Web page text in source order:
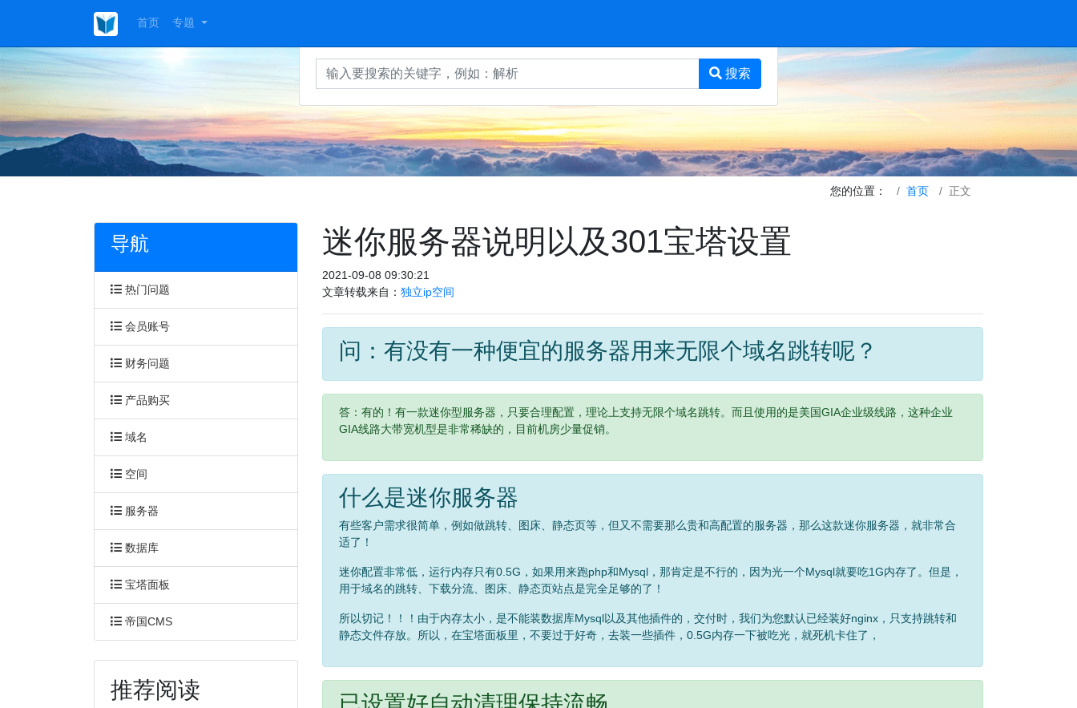
首页 专题
搜索
您的位置： 首页 正文
导航
热门问题
会员账号
财务问题
产品购买
域名
空间
服务器
数据库
宝塔面板
帝国CMS
推荐阅读
迷你服务器说明以及301宝塔设置
2021-09-08 09:30:21
文章转载来自： 独立ip空间
问：有没有一种便宜的服务器用来无限个域名跳转呢？
答：有的！有一款迷你型服务器，只要合理配置，理论上支持无限个域名跳转。而且使用的是美国GIA企业级线路，这种企业
GIA线路大带宽机型是非常稀缺的，目前机房少量促销。
什么是迷你服务器
有些客户需求很简单，例如做跳转、图床、静态页等，但又不需要那么贵和高配置的服务器，那么这款迷你服务器，就非常合
适了！
迷你配置非常低，运行内存只有0.5G，如果用来跑php和Mysql，那肯定是不行的，因为光一个Mysql就要吃1G内存了。但是，
用于域名的跳转、下载分流、图床、静态页站点是完全足够的了！
所以切记！！！由于内存太小，是不能装数据库Mysql以及其他插件的，交付时，我们为您默认已经装好nginx，只支持跳转和
静态文件存放。所以，在宝塔面板里，不要过于好奇，去装一些插件，0.5G内存一下被吃光，就死机卡住了，